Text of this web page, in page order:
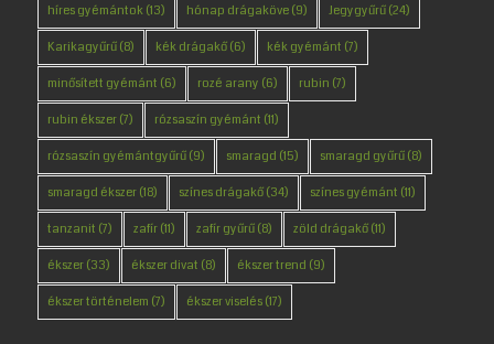
híres gyémántok(13) hónap drágaköve(9) Jegygyűrű(24)
Karikagyűrű(8) kék drágakő(6) kék gyémánt (7)
minősített gyémánt (6) rozé arany (6) rubin (7)
rubin ékszer(7) rózsaszín gyémánt (11)
rózsaszín gyémántgyűrű(9) smaragd (15) smaragd gyűrű(8)
smaragd ékszer(18) színes drágakő(34) színes gyémánt (11)
tanzanit (7) zafír(11) zafír gyűrű(8) zöld drágakő(11)
ékszer(33) ékszer divat (8) ékszer trend (9)
ékszer történelem (7) ékszer viselés(17)